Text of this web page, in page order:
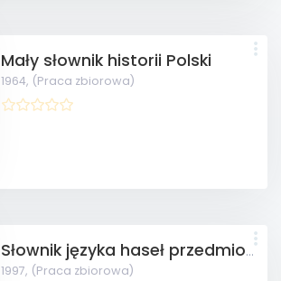
Mały słownik historii Polski
1964, (Praca zbiorowa)
Słownik języka haseł przedmiotowych Biblioteki Narodowej T. 1, 2
1997, (Praca zbiorowa)